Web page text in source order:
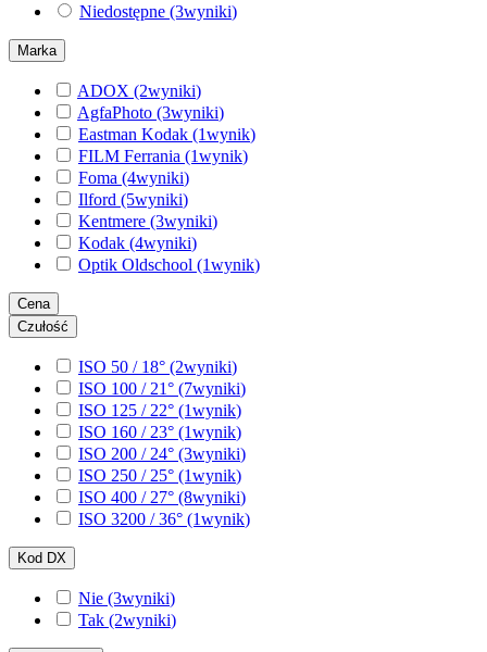
Niedostępne (3wyniki)
Marka
ADOX (2wyniki)
AgfaPhoto (3wyniki)
Eastman Kodak (1wynik)
FILM Ferrania (1wynik)
Foma (4wyniki)
Ilford (5wyniki)
Kentmere (3wyniki)
Kodak (4wyniki)
Optik Oldschool (1wynik)
Cena
Czułość
ISO 50 / 18° (2wyniki)
ISO 100 / 21° (7wyniki)
ISO 125 / 22° (1wynik)
ISO 160 / 23° (1wynik)
ISO 200 / 24° (3wyniki)
ISO 250 / 25° (1wynik)
ISO 400 / 27° (8wyniki)
ISO 3200 / 36° (1wynik)
Kod DX
Nie (3wyniki)
Tak (2wyniki)